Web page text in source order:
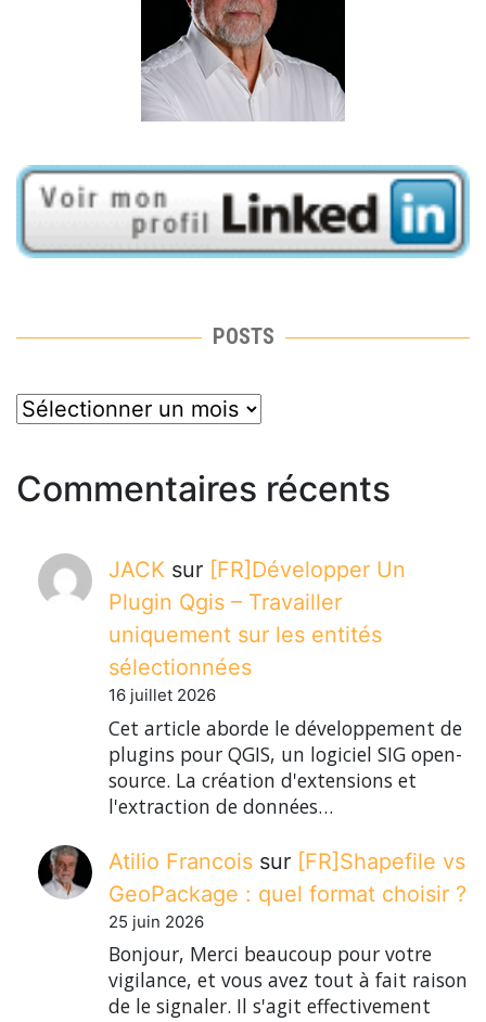
POSTS
posts
Commentaires récents
JACK sur [FR]Développer Un
Plugin Qgis – Travailler
uniquement sur les entités
sélectionnées
16 juillet 2026
Cet article aborde le développement de
plugins pour QGIS, un logiciel SIG open-
source. La création d'extensions et
l'extraction de données…
Atilio Francois sur [FR]Shapefile vs
GeoPackage : quel format choisir ?
25 juin 2026
Bonjour, Merci beaucoup pour votre
vigilance, et vous avez tout à fait raison
de le signaler. Il s'agit effectivement